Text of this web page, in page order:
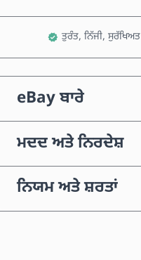
ਤੁਰੰਤ, ਨਿੱਜੀ, ਸੁਰੱਖਿਅਤ
eBay ਬਾਰੇ
ਮਦਦ ਅਤੇ ਨਿਰਦੇਸ਼
ਨਿਯਮ ਅਤੇ ਸ਼ਰਤਾਂ